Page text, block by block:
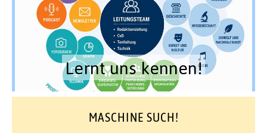
Lernt uns kennen!
MASCHINE SUCH!